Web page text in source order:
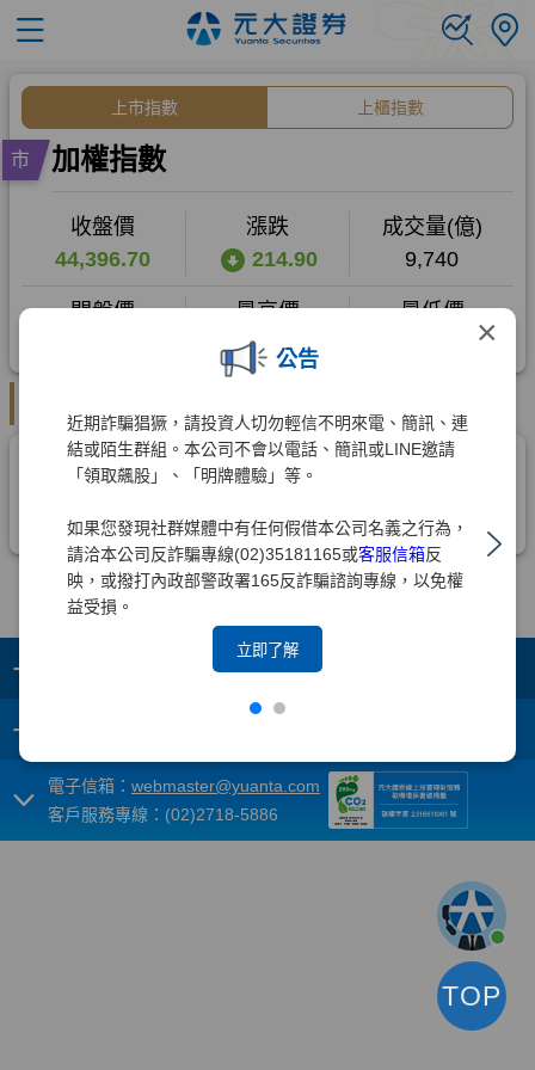
×
公告
近期詐騙猖獗，請投資人切勿輕信不明來電、簡訊、連
結或陌生群組。本公司不會以電話、簡訊或LINE邀請
「領取飆股」、「明牌體驗」等。
如果您發現社群媒體中有任何假借本公司名義之行為，
請洽本公司反詐騙專線(02)35181165或客服信箱反
映，或撥打內政部警政署165反詐騙諮詢專線，以免權
益受損。
立即了解
+
+
電子信箱： webmaster@yuanta.com
客戶服務專線：(02)2718-5886
TOP